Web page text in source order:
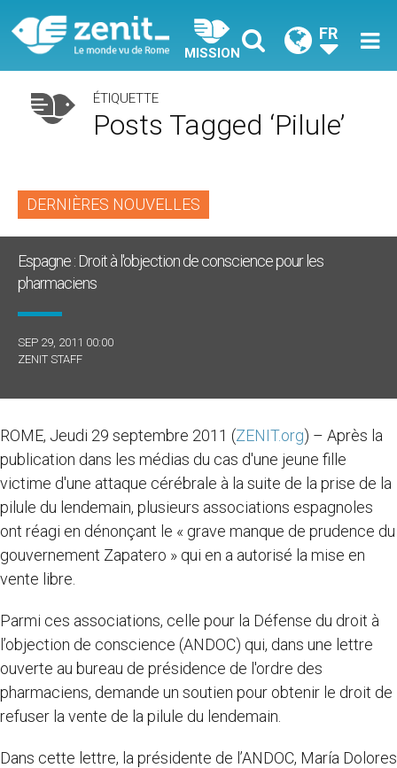
MISSION
FR
ÉTIQUETTE
Posts Tagged ‘pilule’
DERNIÈRES NOUVELLES
Espagne : Droit à l'objection de conscience pour les
pharmaciens
SEP 29, 2011 00:00
ZENIT STAFF
ROME, Jeudi 29 septembre 2011 (ZENIT.org) – Après la
publication dans les médias du cas d'une jeune fille
victime d'une attaque cérébrale à la suite de la prise de la
pilule du lendemain, plusieurs associations espagnoles
ont réagi en dénonçant le « grave manque de prudence du
gouvernement Zapatero » qui en a autorisé la mise en
vente libre.
Parmi ces associations, celle pour la Défense du droit à
l’objection de conscience (ANDOC) qui, dans une lettre
ouverte au bureau de présidence de l'ordre des
pharmaciens, demande un soutien pour obtenir le droit de
refuser la vente de la pilule du lendemain.
Dans cette lettre, la présidente de l’ANDOC, María Dolores